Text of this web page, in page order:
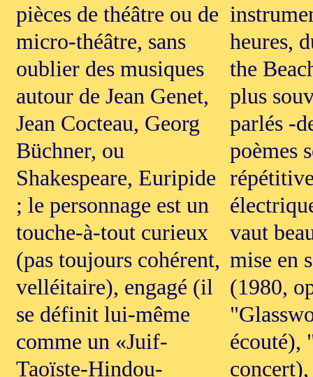
pièces de théâtre ou de
micro-théâtre, sans
oublier des musiques
autour de Jean Genet,
Jean Cocteau, Georg
Büchner, ou
Shakespeare, Euripide
; le personnage est un
touche-à-tout curieux
(pas toujours cohérent,
velléitaire), engagé (il
se définit lui-même
comme un «Juif-
Taoïste-Hindou-
heures,
the
plus
parlés -
poèmes
vaut
mise en
(1980,
écouté),